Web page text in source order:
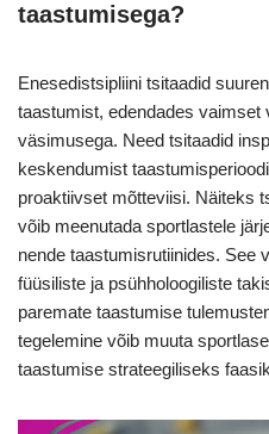
taastumisega?
Enesedistsipliini tsitaadid
taastumist, edendades vaimset
väsimusega. Need tsitaadid
keskendumist
proaktiivset mõtteviisi. Näiteks
võib meenutada sportlastele
nende taastumisrutiinides. See
füüsiliste ja psühholoogiliste
paremate taastumise
tegelemine võib muuta
taastumise strateegiliseks